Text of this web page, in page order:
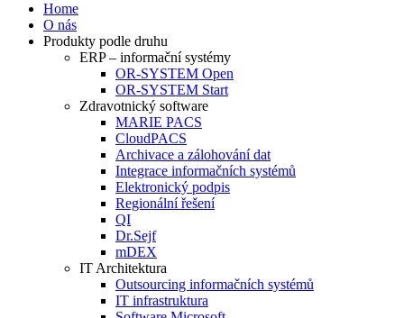
Home
O nás
Produkty podle druhu
ERP – informační systémy
OR-SYSTEM Open
OR-SYSTEM Start
Zdravotnický software
MARIE PACS
CloudPACS
Archivace a zálohování dat
Integrace informačních systémů
Elektronický podpis
Regionální řešení
QI
Dr.Sejf
mDEX
IT Architektura
Outsourcing informačních systémů
IT infrastruktura